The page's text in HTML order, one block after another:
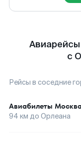
с
Рейсы в соседние
Авиабилеты
94 км до Орлеана